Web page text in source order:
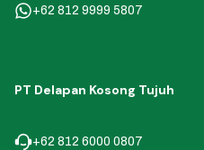
+62 812 9999 5807
PT Delapan Kosong Tujuh
+62 812 6000 0807